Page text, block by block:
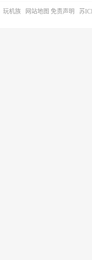
玩机族 网站地图 免责声明 苏